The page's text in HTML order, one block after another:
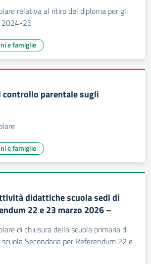
relativa al ritiro del diploma per gli
2024-25
e famiglie
parentale sugli
e famiglie
didattiche scuola sedi di
22 e 23 marzo 2026 –
di chiusura della scuola primaria di
Secondaria per Referendum 22 e